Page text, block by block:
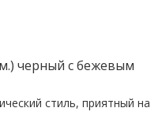
черный с бежевым
стиль, приятный на